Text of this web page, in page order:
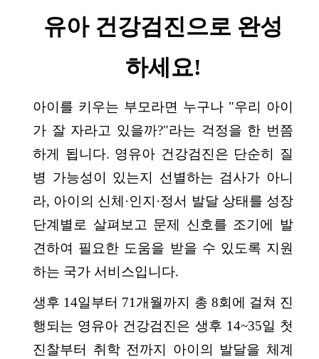
유아 건강검진으로 완성
하세요!
아이를 키우는 부모라면 누구나 "우리 아이
가 잘 자라고 있을까?"라는 걱정을 한 번쯤
하게 됩니다. 영유아 건강검진은 단순히 질
병 가능성이 있는지 선별하는 검사가 아니
라, 아이의 신체·인지·정서 발달 상태를 성장
단계별로 살펴보고 문제 신호를 조기에 발
견하여 필요한 도움을 받을 수 있도록 지원
하는 국가 서비스입니다.
생후 14일부터 71개월까지 총 8회에 걸쳐 진
행되는 영유아 건강검진은 생후 14~35일 첫
진찰부터 취학 전까지 아이의 발달을 체계